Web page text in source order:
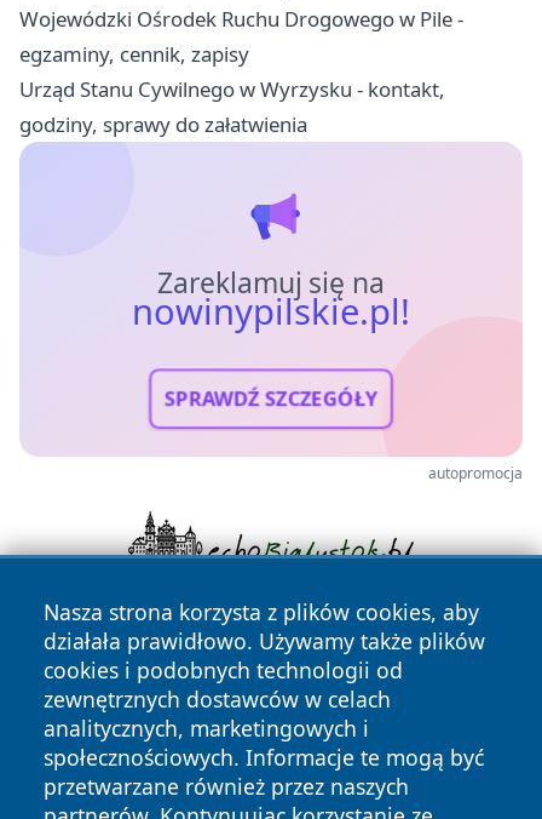
Wojewódzki Ośrodek Ruchu Drogowego w Pile -
egzaminy, cennik, zapisy
Urząd Stanu Cywilnego w Wyrzysku - kontakt,
godziny, sprawy do załatwienia
Zareklamuj się na
nowinypilskie.pl!
SPRAWDŹ SZCZEGÓŁY
autopromocja
Nasza strona korzysta z plików cookies, aby
działała prawidłowo. Używamy także plików
cookies i podobnych technologii od
zewnętrznych dostawców w celach
analitycznych, marketingowych i
społecznościowych. Informacje te mogą być
przetwarzane również przez naszych
Copyright © 2026 nowinypilskie.pl Wszystkie prawa
zastrzeżone.